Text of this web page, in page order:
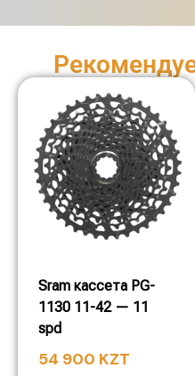
Sram кассета PG-
1130 11-42 — 11
spd
54 900 KZT